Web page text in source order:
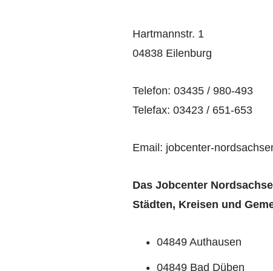
Hartmannstr. 1
04838 Eilenburg
Telefon: 03435 / 980-493
Telefax: 03423 / 651-653
Email: jobcenter-
Das Jobcenter
Städten, Kreisen und
04849 Authausen
04849 Bad Düben